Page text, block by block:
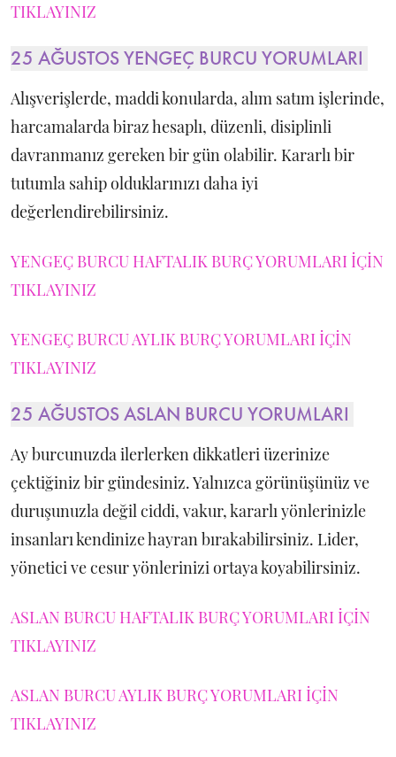
TIKLAYINIZ
25 AĞUSTOS YENGEÇ BURCU YORUMLARI
Alışverişlerde, maddi konularda, alım satım işlerinde,
harcamalarda biraz hesaplı, düzenli, disiplinli
davranmanız gereken bir gün olabilir. Kararlı bir
tutumla sahip olduklarınızı daha iyi
değerlendirebilirsiniz.
YENGEÇ BURCU HAFTALIK BURÇ YORUMLARI İÇİN
TIKLAYINIZ
YENGEÇ BURCU AYLIK BURÇ YORUMLARI İÇİN
TIKLAYINIZ
25 AĞUSTOS ASLAN BURCU YORUMLARI
Ay burcunuzda ilerlerken dikkatleri üzerinize
çektiğiniz bir gündesiniz. Yalnızca görünüşünüz ve
duruşunuzla değil ciddi, vakur, kararlı yönlerinizle
insanları kendinize hayran bırakabilirsiniz. Lider,
yönetici ve cesur yönlerinizi ortaya koyabilirsiniz.
ASLAN BURCU HAFTALIK BURÇ YORUMLARI İÇİN
TIKLAYINIZ
ASLAN BURCU AYLIK BURÇ YORUMLARI İÇİN
TIKLAYINIZ